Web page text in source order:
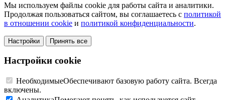
Мы используем файлы cookie для работы сайта и аналитики.
Продолжая пользоваться сайтом, вы соглашаетесь с политикой
в отношении cookie и политикой конфиденциальности.
Настройки Принять все
Настройки cookie
НеобходимыеОбеспечивают базовую работу сайта. Всегда
включены.